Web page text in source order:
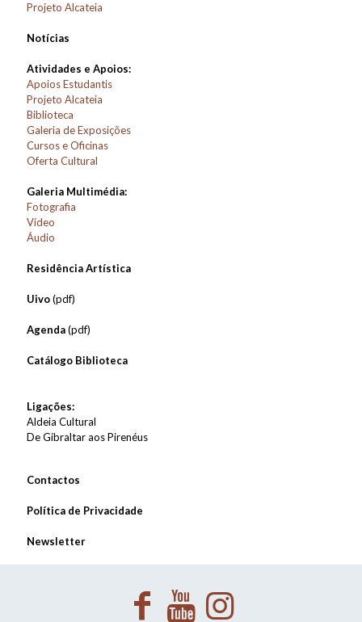
Projeto Alcateia
Notícias
Atividades e Apoios:
Apoios Estudantis
Projeto Alcateia
Biblioteca
Galeria de Exposições
Cursos e Oficinas
Oferta Cultural
Galeria Multimédia:
Fotografia
Vídeo
Áudio
Residência Artística
Uivo(pdf)
Agenda(pdf)
Catálogo Biblioteca
Ligações:
Aldeia Cultural
De Gibraltar aos Pirenéus
Contactos
Política de Privacidade
Newsletter